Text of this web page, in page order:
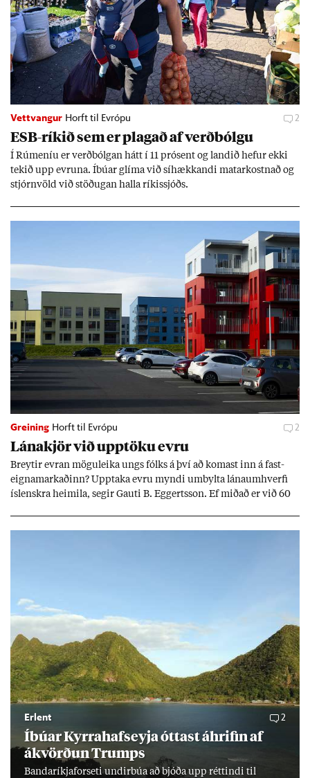
Vettvangur Horft til Evrópu 2
ESB-rík­ið sem er plag­að af verð­bólgu
Í Rúm­en­íu er verð­bólg­an hátt í 11 pró­sent og land­ið hef­ur ekki
tek­ið upp evr­una. Íbú­ar glíma við sí­hækk­andi mat­ar­kostn­að og
stjórn­völd við stöð­ug­an halla rík­is­sjóðs.
Greining Horft til Evrópu 2
Lána­kjör við upp­töku evru
Breyt­ir evr­an mögu­leika ungs fólks á því að kom­ast inn á fast­
eigna­mark­að­inn? Upp­taka evru myndi um­bylta lánaum­hverfi
ís­lenskra heim­ila, seg­ir Gauti B. Eggerts­son. Ef mið­að er við 60
Erlent 2
Íbú­ar Kyrra­hafs­eyja ótt­ast áhrif­in af
ákvörð­un Trumps
Banda­ríkja­for­seti und­ir­búa að bjóða upp rétt­indi til